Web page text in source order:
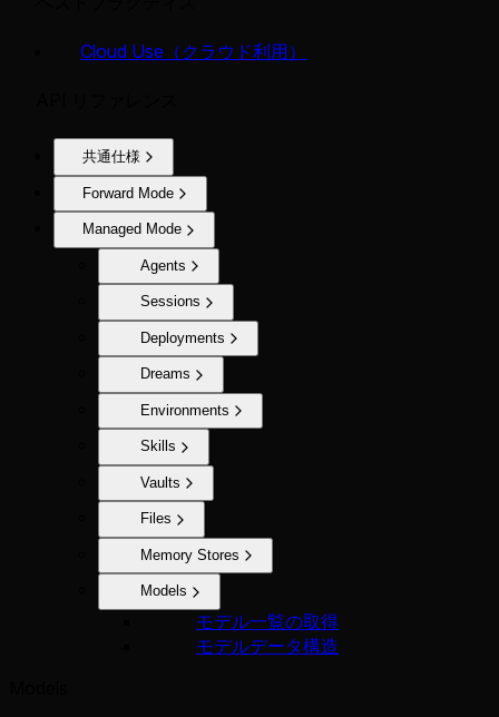
Cloud Use（クラウド利用）
共通仕様
Forward Mode
Managed Mode
Agents
Sessions
Deployments
Dreams
Environments
Skills
Vaults
Files
Memory Stores
Models
モデル一覧の取得
モデルデータ構造